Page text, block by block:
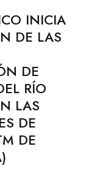
INICIA
DE LAS
DE
RÍO
LAS
DE
DE